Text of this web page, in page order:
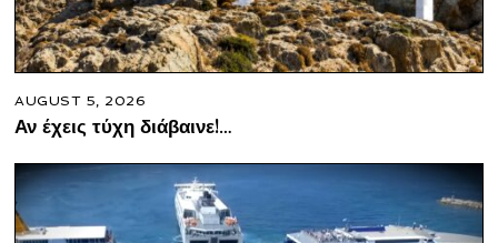
AUGUST 5, 2026
Αν έχεις τύχη διάβαινε!…